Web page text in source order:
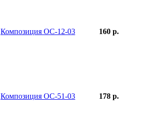
Композиция ОС-12-03 160 р.
Композиция ОС-51-03 178 р.